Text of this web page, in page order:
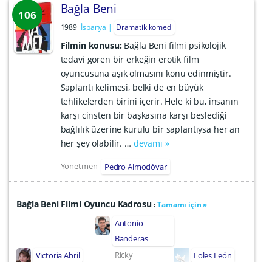
106 Bağla Beni
1989 İspanya Dramatik komedi
Filmin konusu: Bağla Beni filmi psikolojik
tedavi gören bir erkeğin erotik film
oyuncusuna aşık olmasını konu edinmiştir.
Saplantı kelimesi, belki de en büyük
tehlikelerden birini içerir. Hele ki bu, insanın
karşı cinsten bir başkasına karşı beslediği
bağlılık üzerine kurulu bir saplantıysa her an
her şey olabilir. … devamı »
Yönetmen Pedro Almodóvar
Bağla Beni Filmi Oyuncu Kadrosu:Tamamı için »
Victoria Abril
Antonio
Banderas
Ricky
Loles León